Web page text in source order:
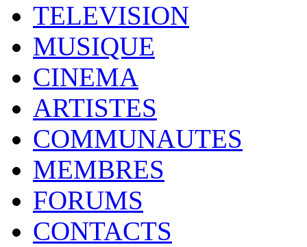
TELEVISION
MUSIQUE
CINEMA
ARTISTES
COMMUNAUTES
MEMBRES
FORUMS
CONTACTS